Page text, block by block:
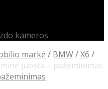
kameros
markė / BMW/X6 /
juosta – pažeminimas